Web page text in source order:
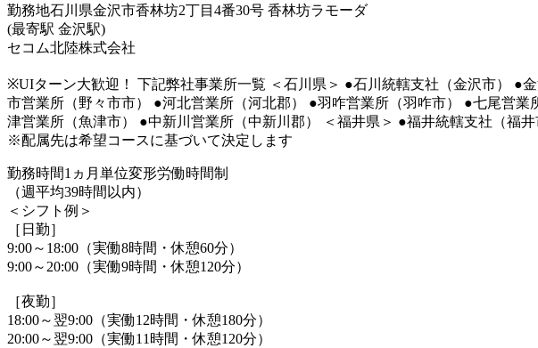
勤務地石川県金沢市香林坊2丁目4番30号 香林坊ラモーダ
(最寄駅 金沢駅)
セコム北陸株式会社
※UIターン大歓迎！ 下記弊社事業所一覧 ＜石川県＞ ●石川統轄支社（金沢市） ●
市営業所（野々市市） ●河北営業所（河北郡） ●羽咋営業所（羽咋市） ●七尾営
津営業所（魚津市） ●中新川営業所（中新川郡） ＜福井県＞ ●福井統轄支社（福
※配属先は希望コースに基づいて決定します
勤務時間1ヵ月単位変形労働時間制
（週平均39時間以内）
＜シフト例＞
［日勤］
9:00～18:00（実働8時間・休憩60分）
9:00～20:00（実働9時間・休憩120分）
［夜勤］
18:00～翌9:00（実働12時間・休憩180分）
20:00～翌9:00（実働11時間・休憩120分）